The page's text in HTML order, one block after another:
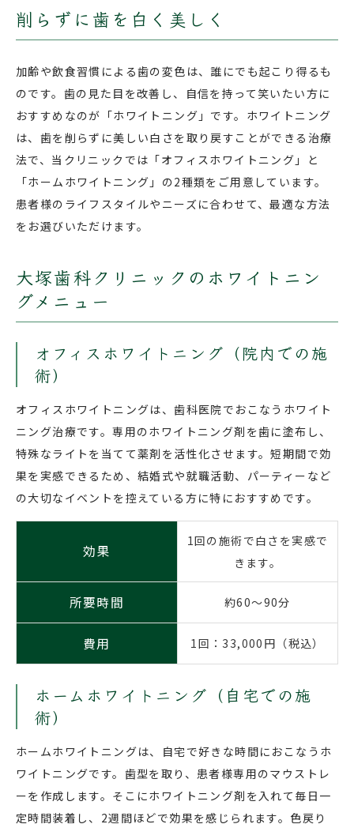
削らずに歯を白く美しく
加齢や飲食習慣による歯の変色は、誰にでも起こり得るも
のです。歯の見た目を改善し、自信を持って笑いたい方に
おすすめなのが「ホワイトニング」です。ホワイトニング
は、歯を削らずに美しい白さを取り戻すことができる治療
法で、当クリニックでは「オフィスホワイトニング」と
「ホームホワイトニング」の2種類をご用意しています。
患者様のライフスタイルやニーズに合わせて、最適な方法
をお選びいただけます。
大塚歯科クリニックのホワイトニン
グメニュー
オフィスホワイトニング（院内での施
術）
オフィスホワイトニングは、歯科医院でおこなうホワイト
ニング治療です。専用のホワイトニング剤を歯に塗布し、
特殊なライトを当てて薬剤を活性化させます。短期間で効
果を実感できるため、結婚式や就職活動、パーティーなど
の大切なイベントを控えている方に特におすすめです。
効果
1回の施術で白さを実感で
きます。
所要時間 約60～90分
費用 1回：33,000円（税込）
ホームホワイトニング（自宅での施
術）
ホームホワイトニングは、自宅で好きな時間におこなうホ
ワイトニングです。歯型を取り、患者様専用のマウストレ
ーを作成します。そこにホワイトニング剤を入れて毎日一
定時間装着し、2週間ほどで効果を感じられます。色戻り